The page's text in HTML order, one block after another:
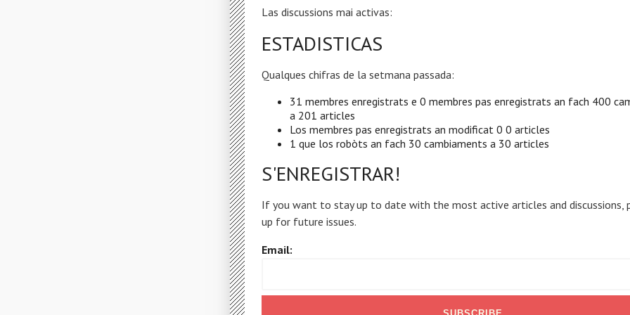
Las discussions mai activas:
ESTADISTICAS
Qualques chifras de la setmana passada:
31 membres enregistrats e 0 membres pas enregistrats an fach 400
a 201 articles
Los membres pas enregistrats an modificat 0 0 articles
1 que los robòts an fach 30 cambiaments a 30 articles
S'ENREGISTRAR!
If you want to stay up to date with the most active articles and discussions,
up for future issues.
Email: